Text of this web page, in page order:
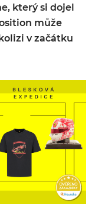
který si dojel
může
v začátku